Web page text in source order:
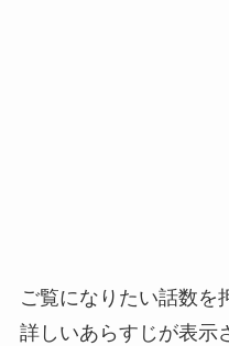
ご覧になりたい話数を
詳しいあらすじが表示